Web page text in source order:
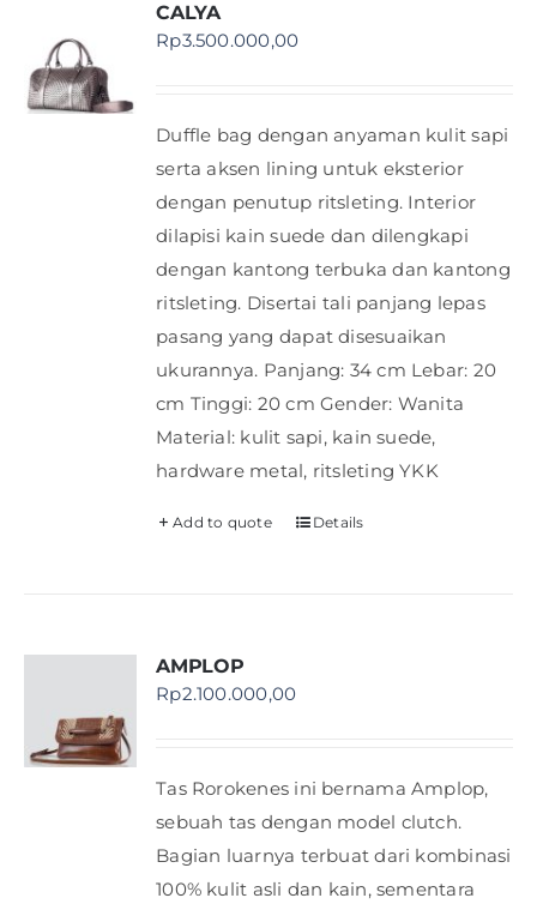
CALYA
Rp3.500.000,00
Duffle bag dengan anyaman kulit sapi
serta aksen lining untuk eksterior
dengan penutup ritsleting. Interior
dilapisi kain suede dan dilengkapi
dengan kantong terbuka dan kantong
ritsleting. Disertai tali panjang lepas
pasang yang dapat disesuaikan
ukurannya. Panjang: 34 cm Lebar: 20
cm Tinggi: 20 cm Gender: Wanita
Material: kulit sapi, kain suede,
hardware metal, ritsleting YKK
Add to quote Details
AMPLOP
Rp2.100.000,00
Tas Rorokenes ini bernama Amplop,
sebuah tas dengan model clutch.
Bagian luarnya terbuat dari kombinasi
100% kulit asli dan kain, sementara